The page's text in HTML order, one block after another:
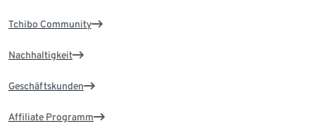
Tchibo Community
Nachhaltigkeit
Geschäftskunden
Affiliate Programm